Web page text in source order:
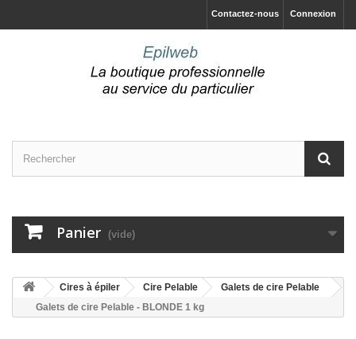
Connexion
Contactez-nous
Panier (vide)
Cires à épiler Cire Pelable
Galets de cire Pelable
Galets de cire Pelable - BLONDE 1 kg